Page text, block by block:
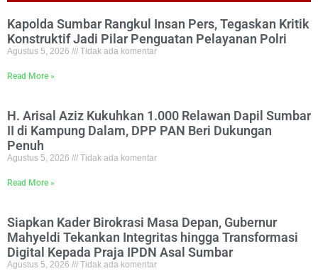
Kapolda Sumbar Rangkul Insan Pers, Tegaskan Kritik
Konstruktif Jadi Pilar Penguatan Pelayanan Polri
Agustus 5, 2026 Tidak ada komentar
Read More »
H. Arisal Aziz Kukuhkan 1.000 Relawan Dapil Sumbar
II di Kampung Dalam, DPP PAN Beri Dukungan
Penuh
Agustus 5, 2026 Tidak ada komentar
Read More »
Siapkan Kader Birokrasi Masa Depan, Gubernur
Mahyeldi Tekankan Integritas hingga Transformasi
Digital Kepada Praja IPDN Asal Sumbar
Agustus 5, 2026 Tidak ada komentar